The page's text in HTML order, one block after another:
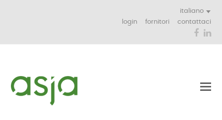
italiano
login
fornitori contattaci